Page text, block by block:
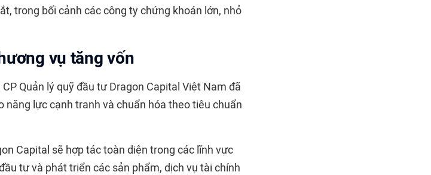
trong bối cảnh các công ty chứng khoán lớn, nhỏ
vụ tăng vốn
Quản lý quỹ đầu tư Dragon Capital Việt Nam đã
năng lực cạnh tranh và chuẩn hóa theo tiêu chuẩn
Capital sẽ hợp tác toàn diện trong các lĩnh vực
tư và phát triển các sản phẩm, dịch vụ tài chính